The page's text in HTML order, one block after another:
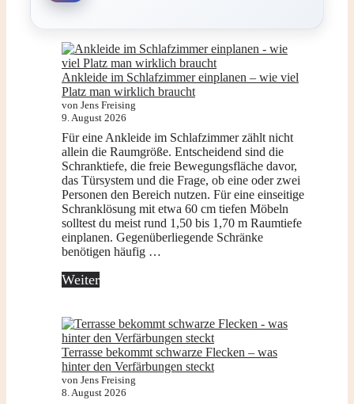
Ankleide im Schlafzimmer einplanen – wie viel
Platz man wirklich braucht
von Jens Freising
9. August 2026
Für eine Ankleide im Schlafzimmer zählt nicht
allein die Raumgröße. Entscheidend sind die
Schranktiefe, die freie Bewegungsfläche davor,
das Türsystem und die Frage, ob eine oder zwei
Personen den Bereich nutzen. Für eine einseitige
Schranklösung mit etwa 60 cm tiefen Möbeln
solltest du meist rund 1,50 bis 1,70 m Raumtiefe
einplanen. Gegenüberliegende Schränke
benötigen häufig …
Weiter
Terrasse bekommt schwarze Flecken – was
hinter den Verfärbungen steckt
von Jens Freising
8. August 2026